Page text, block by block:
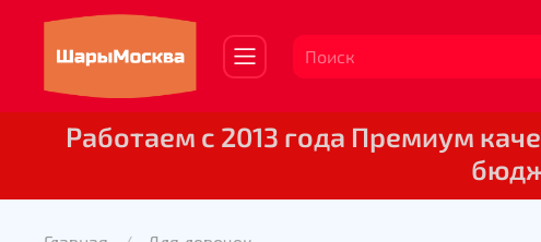
Работаем с 2013 года Премиум